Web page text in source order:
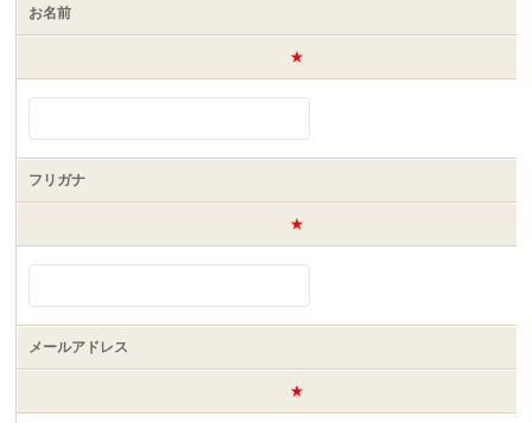
お名前
★
フリガナ
★
メールアドレス
★